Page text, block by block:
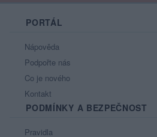
PORTÁL
Nápověda
Podpořte nás
Co je nového
Kontakt
PODMÍNKY A BEZPEČNOST
Pravidla